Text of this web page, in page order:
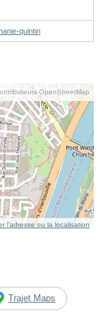
quintin
OpenStreetMap
l’adresse ou la localisation
Trajet Maps